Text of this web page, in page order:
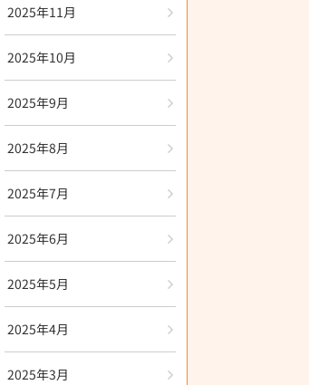
2025年11月
2025年10月
2025年9月
2025年8月
2025年7月
2025年6月
2025年5月
2025年4月
2025年3月